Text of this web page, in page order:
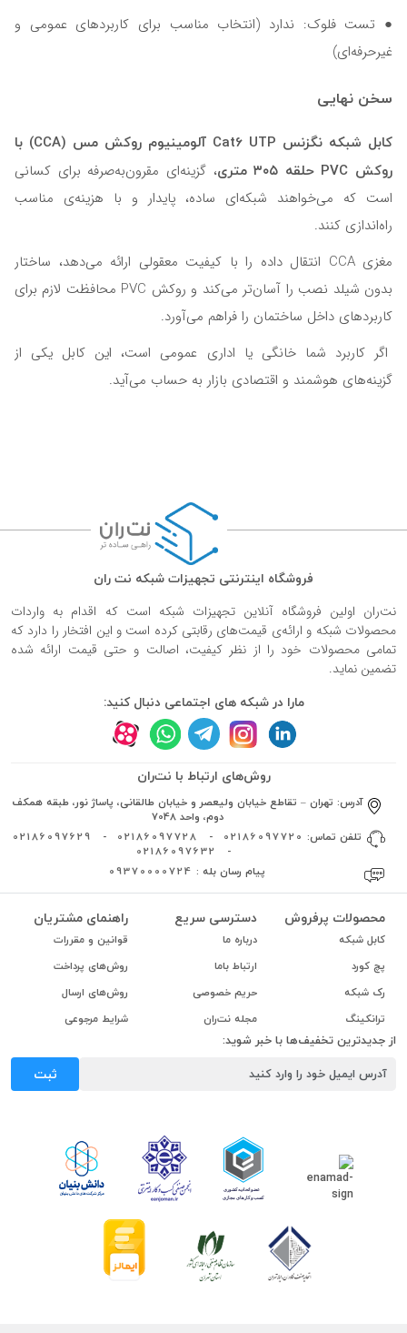
● تست فلوک: ندارد (انتخاب مناسب برای کاربردهای عمومی و
غیرحرفه‌ای)
سخن نهایی
کابل شبکه نگزنس Cat6 UTP آلومینیوم روکش مس (CCA) با
روکش PVC حلقه ۳۰۵ متری
، گزینه‌ای مقرون‌به‌صرفه برای کسانی
است که می‌خواهند شبکه‌ای ساده، پایدار و با هزینه‌ی مناسب
راه‌اندازی کنند.
مغزی CCA انتقال داده را با کیفیت معقولی ارائه می‌دهد، ساختار
بدون شیلد نصب را آسان‌تر می‌کند و روکش PVC محافظت لازم برای
کاربردهای داخل ساختمان را فراهم می‌آورد.
اگر کاربرد شما خانگی یا اداری عمومی است، این کابل یکی از
گزینه‌های هوشمند و اقتصادی بازار به حساب می‌آید.
فروشگاه اینترنتی تجهیزات شبکه نت ران
نت‌ران اولین فروشگاه آنلاین تجهیزات شبکه است که اقدام به واردات
محصولات شبکه و ارائه‌ی قیمت‌های رقابتی کرده است و این افتخار را دارد که
تمامی محصولات خود را از نظر کیفیت، اصالت و حتی قیمت ارائه شده
تضمین نماید.
مارا در شبکه های اجتماعی دنبال کنید:
روش‌های ارتباط با نت‌ران
آدرس: تهران – تقاطع خیابان ولیعصر و خیابان طالقانی، پاساژ نور، طبقه همکف
دوم، واحد 7048
تلفن تماس: 02186097720
-
02186097728
-
02186097629
-
02186097632
پیام رسان بله : 09370000724
محصولات پرفروش
کابل شبکه
پچ کورد
رک شبکه
ترانکینگ
دسترسی سریع
درباره ما
ارتباط باما
حریم خصوصی
مجله نت‌ران
راهنمای مشتریان
قوانین و مقررات
روش‌های پرداخت
روش‌های ارسال
شرایط مرجوعی
از جدیدترین تخفیف‌ها با خبر شوید:
ثبت